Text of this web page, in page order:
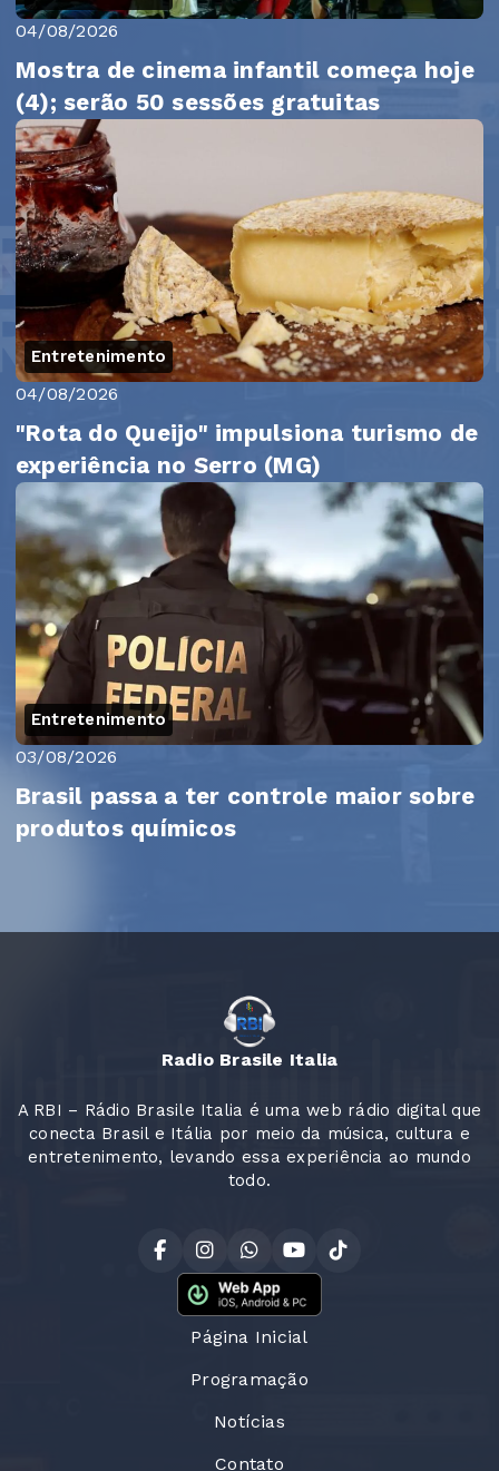
04/08/2026
Mostra de cinema infantil começa hoje
(4); serão 50 sessões gratuitas
Entretenimento
04/08/2026
"Rota do Queijo" impulsiona turismo de
experiência no Serro (MG)
Entretenimento
03/08/2026
Brasil passa a ter controle maior sobre
produtos químicos
Radio Brasile Italia
A RBI – Rádio Brasile Italia é uma web rádio digital que
conecta Brasil e Itália por meio da música, cultura e
entretenimento, levando essa experiência ao mundo
todo.
Página Inicial
Programação
Notícias
Contato